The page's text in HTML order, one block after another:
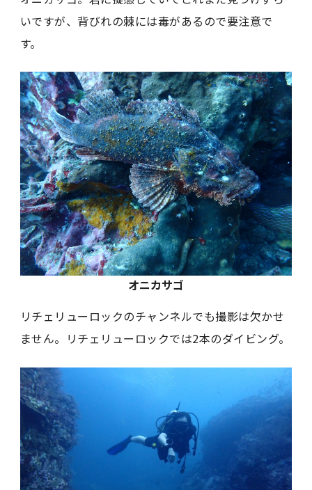
いですが、背びれの棘には毒があるので要注意で
す。
オニカサゴ
リチェリューロックのチャンネルでも撮影は欠かせ
ません。リチェリューロックでは2本のダイビング。